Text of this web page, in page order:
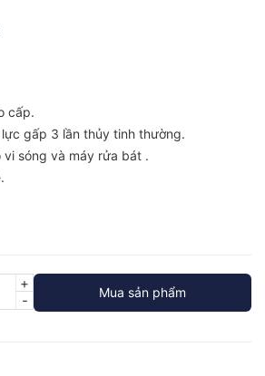
cấp.
gấp 3 lần thủy tinh thường.
vi sóng và máy rửa bát .
-
+
Mua sản phẩm